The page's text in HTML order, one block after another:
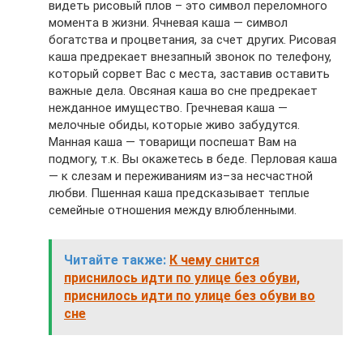
видеть рисовый плов – это символ переломного
момента в жизни. Ячневая каша — символ
богатства и процветания, за счет других. Рисовая
каша предрекает внезапный звонок по телефону,
который сорвет Вас с места, заставив оставить
важные дела. Овсяная каша во сне предрекает
нежданное имущество. Гречневая каша —
мелочные обиды, которые живо забудутся.
Манная каша — товарищи поспешат Вам на
подмогу, т.к. Вы окажетесь в беде. Перловая каша
— к слезам и переживаниям из–за несчастной
любви. Пшенная каша предсказывает теплые
семейные отношения между влюбленными.
Читайте также: К чему снится
приснилось идти по улице без обуви,
приснилось идти по улице без обуви во
сне